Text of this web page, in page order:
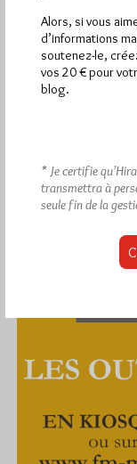
Alors, si vous
d’informations
soutenez-le,
vos 20 € pour
blog.
* Je certifie
transmettra à
seule fin de la